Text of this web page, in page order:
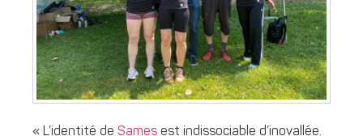
« L’identité de Sames est indissociable d’inovallée.